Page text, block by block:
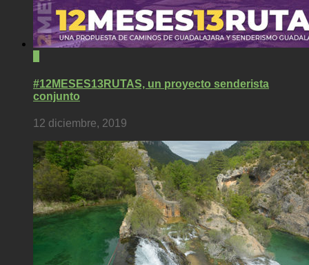
#12MESES13RUTAS, un proyecto senderista
conjunto
12 diciembre, 2019